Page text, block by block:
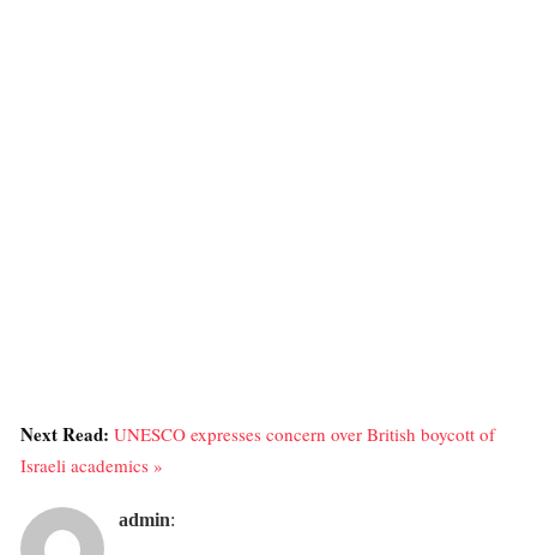
Next Read: UNESCO expresses concern over British boycott of
Israeli academics »
admin: